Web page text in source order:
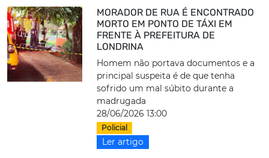
MORADOR DE RUA É ENCONTRADO
MORTO EM PONTO DE TÁXI EM
FRENTE À PREFEITURA DE
LONDRINA
Homem não portava documentos e a
principal suspeita é de que tenha
sofrido um mal súbito durante a
madrugada
28/06/2026 13:00
Policial
Ler artigo